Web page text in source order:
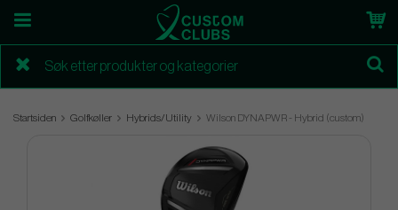
Startsiden Golfkøller Hybrids/Utility Wilson DYNAPWR - Hybrid (custom)